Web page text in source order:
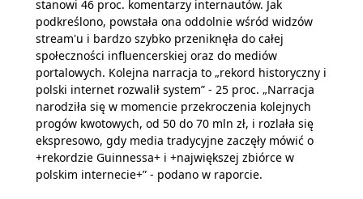
stanowi 46 proc. komentarzy internautów. Jak
podkreślono, powstała ona oddolnie wśród widzów
stream'u i bardzo szybko przeniknęła do całej
społeczności influencerskiej oraz do mediów
portalowych. Kolejna narracja to „rekord historyczny i
polski internet rozwalił system” - 25 proc. „Narracja
narodziła się w momencie przekroczenia kolejnych
progów kwotowych, od 50 do 70 mln zł, i rozlała się
ekspresowo, gdy media tradycyjne zaczęły mówić o
+rekordzie Guinnessa+ i +największej zbiórce w
polskim internecie+” - podano w raporcie.